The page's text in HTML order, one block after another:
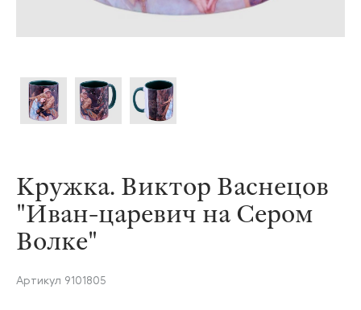
Кружка. Виктор Васнецов
"Иван-царевич на Сером
Волке"
Артикул 9101805